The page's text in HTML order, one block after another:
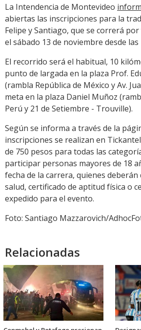
La Intendencia de Montevideo
abiertas las inscripciones para la
Felipe y Santiago, que se correrá
el sábado 13 de noviembre desde las
El recorrido será el habitual, 10
punto de largada en la plaza Prof.
(rambla República de México y Av.
meta en la plaza Daniel Muñoz
Perú y 21 de Setiembre - Trouville).
Según se informa a través de la
inscripciones se realizan en
de 750 pesos para todas las
participar personas mayores de 18
fecha de la carrera, quienes
salud, certificado de aptitud física o
expedido para el evento.
Foto: Santiago Mazzarovich/
Relacionadas